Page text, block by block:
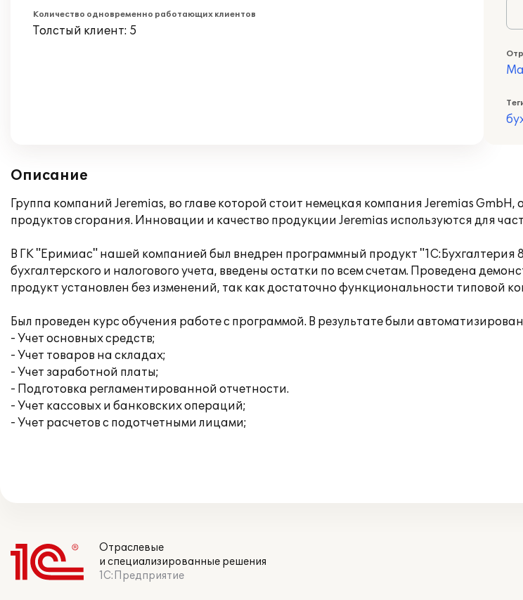
Количество одновременно работающих клиентов
Толстый клиент: 5
Описание
Группа компаний Jeremias, во главе которой стоит немецкая компания Jeremias
продуктов сгорания. Инновации и качество продукции Jeremias используются для
В ГК "Еримиас" нашей компанией был внедрен программный продукт "1С:Бухгалтерия
бухгалтерского и налогового учета, введены остатки по всем счетам. Проведена
продукт установлен без изменений, так как достаточно функциональности типовой
Был проведен курс обучения работе с программой. В результате были
- Учет основных средств;
- Учет товаров на складах;
- Учет заработной платы;
- Подготовка регламентированной отчетности.
- Учет кассовых и банковских операций;
- Учет расчетов с подотчетными лицами;
Отраслевые
и специализированные решения
1С:Предприятие